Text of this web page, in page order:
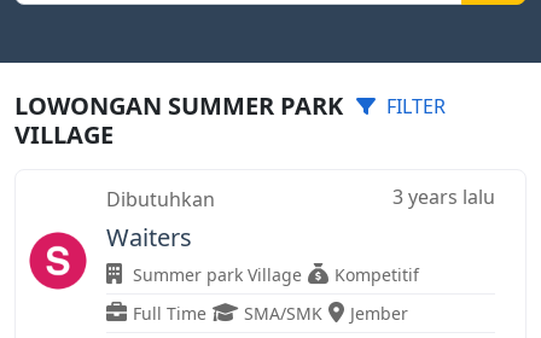
LOWONGAN SUMMER PARK
VILLAGE
FILTER
Dibutuhkan 3 years lalu
Waiters
Summer park Village
Kompetitif
Full Time
SMA/SMK Jember